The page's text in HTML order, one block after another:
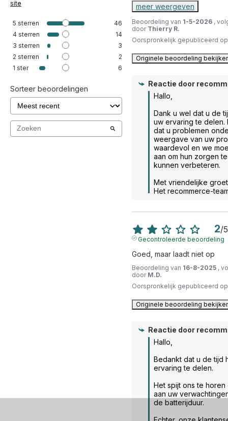
site
5 sterren
46
4 sterren
14
3 sterren
3
2 sterren
2
1 ster 6
Sorteer beoordelingen
meer weergeven
Beoordeling van 1-5-2026 ,
door Thierry R.
Oorspronkelijk gepubliceerd
Originele beoordeling
Reactie door
Hallo,
Dank u wel dat u de
uw ervaring te delen.
dat u problemen
weergave van uw
waardevol en we
aan om hun zorgen
kunnen verbeteren.
Met vriendelijke
Het recommerce-
2/5
Gecontroleerde beoordeling
Goed, maar laadt niet op
Beoordeling van 16-8-2025 ,
door M.D.
Oorspronkelijk gepubliceerd
Originele beoordeling
Reactie door
Hallo,
Bedankt dat u de tijd
ervaring te delen.
Het spijt ons te
aan uw
de batterijduur.